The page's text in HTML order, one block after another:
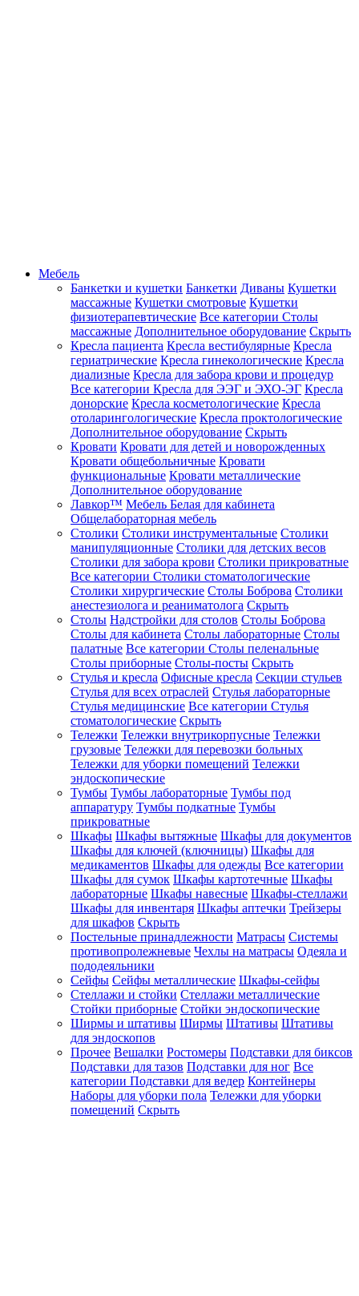
Мебель
Банкетки и кушетки Банкетки Диваны Кушетки
массажные Кушетки смотровые Кушетки
физиотерапевтические Все категории Столы
массажные Дополнительное оборудование Скрыть
Кресла пациента Кресла вестибулярные Кресла
гериатрические Кресла гинекологические Кресла
диализные Кресла для забора крови и процедур
Все категории Кресла для ЭЭГ и ЭХО-ЭГ Кресла
донорские Кресла косметологические Кресла
отоларингологические Кресла проктологические
Дополнительное оборудование Скрыть
Кровати Кровати для детей и новорожденных
Кровати общебольничные Кровати
функциональные Кровати металлические
Дополнительное оборудование
Лавкор™ Мебель Белая для кабинета
Общелабораторная мебель
Столики Столики инструментальные Столики
манипуляционные Столики для детских весов
Столики для забора крови Столики прикроватные
Все категории Столики стоматологические
Столики хирургические Столы Боброва Столики
анестезиолога и реаниматолога Скрыть
Столы Надстройки для столов Столы Боброва
Столы для кабинета Столы лабораторные Столы
палатные Все категории Столы пеленальные
Столы приборные Столы-посты Скрыть
Стулья и кресла Офисные кресла Секции стульев
Стулья для всех отраслей Стулья лабораторные
Стулья медицинские Все категории Стулья
стоматологические Скрыть
Тележки Тележки внутрикорпусные Тележки
грузовые Тележки для перевозки больных
Тележки для уборки помещений Тележки
эндоскопические
Тумбы Тумбы лабораторные Тумбы под
аппаратуру Тумбы подкатные Тумбы
прикроватные
Шкафы Шкафы вытяжные Шкафы для документов
Шкафы для ключей (ключницы) Шкафы для
медикаментов Шкафы для одежды Все категории
Шкафы для сумок Шкафы картотечные Шкафы
лабораторные Шкафы навесные Шкафы-стеллажи
Шкафы для инвентаря Шкафы аптечки Трейзеры
для шкафов Скрыть
Постельные принадлежности Матрасы Системы
противопролежневые Чехлы на матрасы Одеяла и
пододеяльники
Сейфы Сейфы металлические Шкафы-сейфы
Стеллажи и стойки Стеллажи металлические
Стойки приборные Стойки эндоскопические
Ширмы и штативы Ширмы Штативы Штативы
для эндоскопов
Прочее Вешалки Ростомеры Подставки для биксов
Подставки для тазов Подставки для ног Все
категории Подставки для ведер Контейнеры
Наборы для уборки пола Тележки для уборки
помещений Скрыть